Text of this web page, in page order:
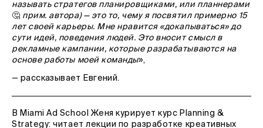
называть стратегов планировщиками, или планнерами
🤔 прим. автора) — это то, чему я посвятил примерно 15
лет своей карьеры. Мне нравится «докапываться» до
сути идей, поведения людей. Это вносит смысл в
рекламные кампании, которые разрабатываются на
основе работы моей команды»,
— рассказывает Евгений.
В Miami Ad School Женя курирует курс Planning &
Strategy: читает лекции по разработке креативных